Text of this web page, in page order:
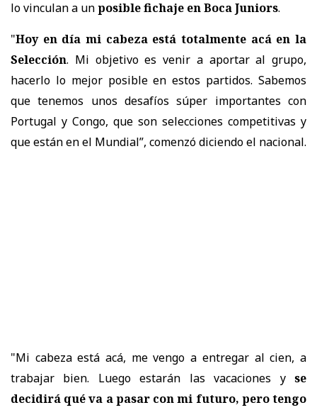
lo vinculan a unposible fichaje en Boca Juniors.
"Hoy en día mi cabeza está totalmente acá en la
Selección. Mi objetivo es venir a aportar al grupo,
hacerlo lo mejor posible en estos partidos. Sabemos
que tenemos unos desafíos súper importantes con
Portugal y Congo, que son selecciones competitivas y
que están en el Mundial”, comenzó diciendo el nacional.
"Mi cabeza está acá, me vengo a entregar al cien, a
trabajar bien. Luego estarán las vacaciones y se
decidirá qué va a pasar con mi futuro, pero tengo